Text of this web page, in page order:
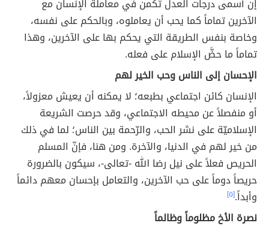
إن أسمى درجات العدل تكمن في معاملة الإنسان مع
الآخرين تماماً كما يحب أن يعاملوه، وبالحكم على نفسه،
وخاصة بنفس الطريقة التي يحكم بها على الآخرين، وهذا
تماماً ما حضَّ الإسلام على فعله.
الإحسان إلى الناس وحب الخير لهم
الإنسان كائن اجتماعي بطبعه؛ لا يمكنه أن يعيش معزولاً،
أو منفصلاً عن محيطه الاجتماعي، وقد حرصت الشريعة
الإسلاميّة على نشر الحب، والرّحمة بين الناس؛ لما في ذلك
من خير لهم في الدنيا، والآخرة. ومن هنا، فإنّ المسلم
الحريص فعلاً على نيل رضا الله -تعالى-، سيكون بالضرورة
حريصاً دوماً على حب الآخرين، والتعامل بإحسان معهم دائماً
وأبداً.[٥]
نصرة الأخ مظلوماً وظالماً